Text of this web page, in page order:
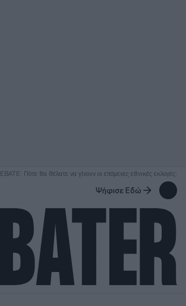
Πότε θα θέλατε να γίνουν οι επόμενες εθνικές εκλογές;
Ψήφισε Εδώ